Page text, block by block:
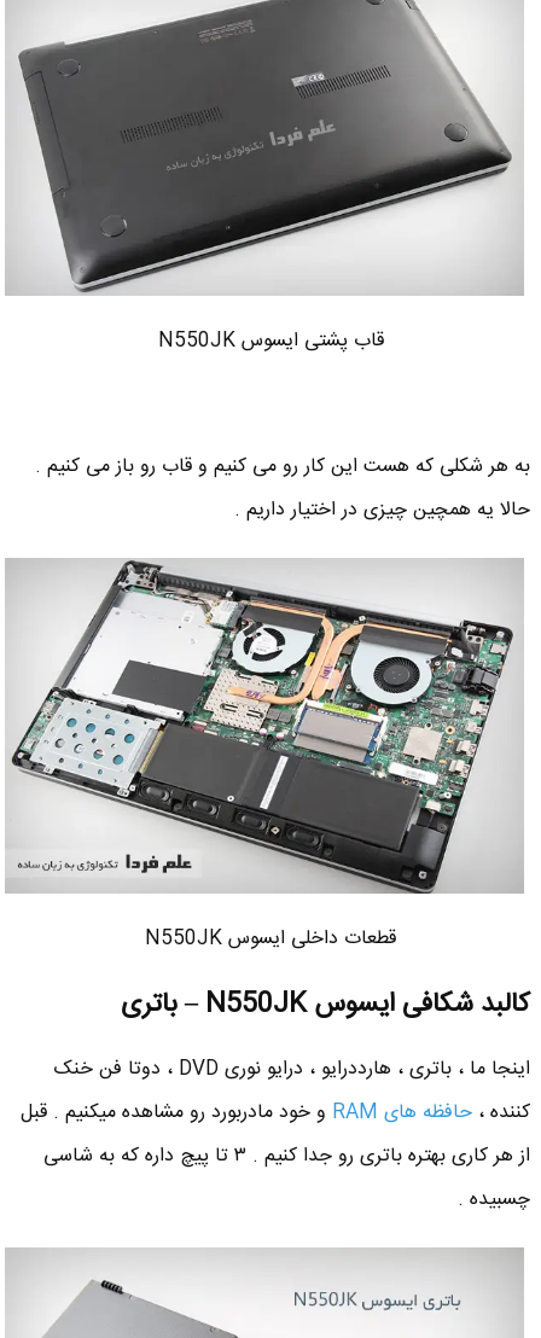
قاب پشتی ایسوس N550JK
به هر شکلی که هست این کار رو می کنیم و قاب رو باز می کنیم .
حالا یه همچین چیزی در اختیار داریم .
قطعات داخلی ایسوس N550JK
کالبد شکافی ایسوس N550JK – باتری
اینجا ما ، باتری ، هارددرایو ، درایو نوری DVD ، دوتا فن خنک
کننده ، حافظه های RAM
و خود مادربورد رو مشاهده میکنیم . قبل
از هر کاری بهتره باتری رو جدا کنیم . ۳ تا پیچ داره که به شاسی
چسبیده .